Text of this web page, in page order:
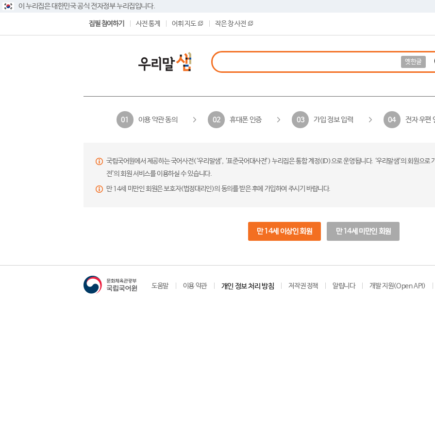
이 누리집은 대한민국 공식 전자정부 누리집입니다.
집필 참여하기 사전 통계 어휘 지도 작은 창 사전
옛한글
01 이용 약관 동의 02 휴대폰 인증 03 가입 정보 입력 04 전자 우편
국립국어원에서 제공하는 국어사전(‘우리말샘’, ‘표준국어대사전’) 누리집은 통합 계정(ID)으로 운영됩니다. ‘우리말샘’의 회원으
전’의 회원 서비스를 이용하실 수 있습니다.
만 14세 미만인 회원은 보호자(법정대리인)의 동의를 받은 후에 가입하여 주시기 바랍니다.
만 14세 이상인 회원 만 14세 미만인 회원
도움말 이용 약관 개인 정보 처리 방침 저작권 정책 알립니다 개발 지원(Open API)